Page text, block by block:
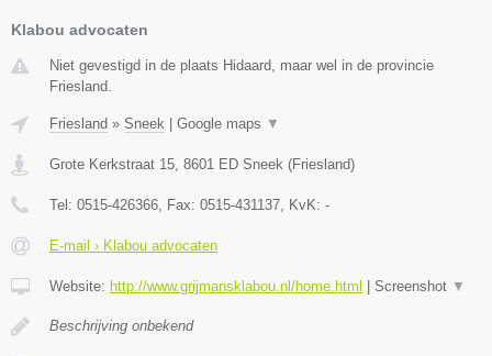
Klabou advocaten
Niet gevestigd in de plaats Hidaard, maar wel in de provincie
Friesland.
Friesland » Sneek Google maps ▼
Grote Kerkstraat 15 8601 ED Sneek (Friesland)
Tel: 0515-426366 , Fax: 0515-431137 , KvK: -
E-mail › Klabou advocaten
Website: http://www.grijmansklabou.nl/home.html Screenshot ▼
Beschrijving onbekend